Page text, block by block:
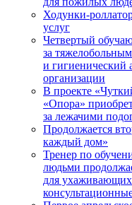
Ходунки-
услуг
Четвертый
за
и гигиенический
организации
В проекте
«Опора»
за лежачими
Продолжается
каждый дом»
Тренер по
людьми
для